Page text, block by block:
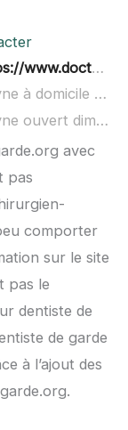
dentiste/auch/jocelyne-faucqueur
Faucqueur Jocelyne à domicile :
Faucqueur Jocelyne ouvert dimanche :
avec
pas
comporter
sur le site
pas le
dentiste de
de garde
à l’ajout des